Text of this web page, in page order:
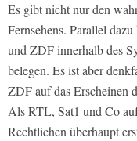
Es gibt nicht nur den
Fernsehens. Parallel
und ZDF innerhalb des
belegen. Es ist aber
ZDF auf das Erscheinen
Als RTL, Sat1 und Co
Rechtlichen überhaupt